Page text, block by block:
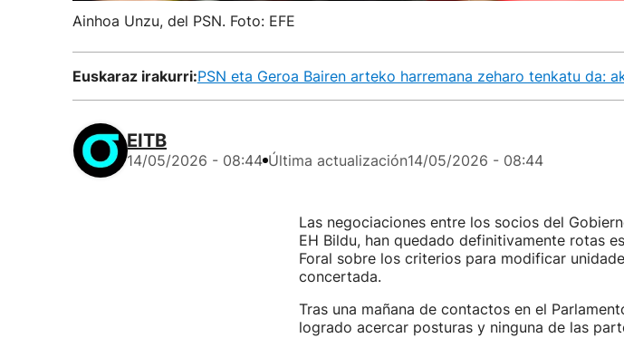
Ainhoa Unzu, del PSN. Foto: EFE
Euskaraz irakurri:PSN eta Geroa Bairen arteko harremana zeharo tenkatu
EITB
14/05/2026 - 08:44 Última actualización14/05/2026 - 08:44
Las negociaciones entre los socios del
EH Bildu, han quedado definitivamente rotas
Foral sobre los criterios para modificar
concertada.
Tras una mañana de contactos en el
logrado acercar posturas y ninguna de las